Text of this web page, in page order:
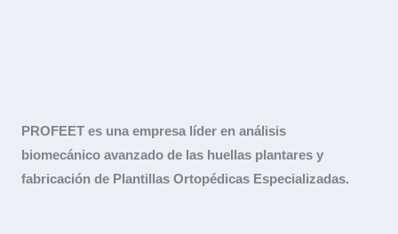
PROFEET es una empresa líder en análisis
biomecánico avanzado de las huellas plantares y
fabricación de Plantillas Ortopédicas Especializadas.